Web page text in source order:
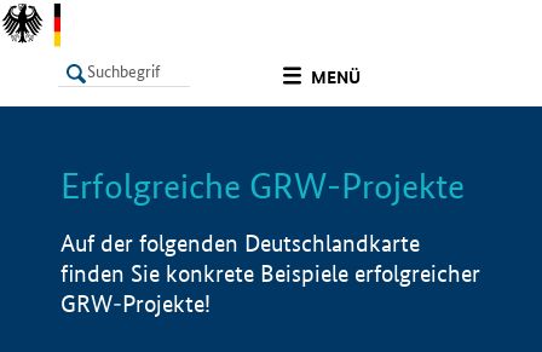
MENÜ
LISTE Info
Erfolgreiche GRW-Projekte
Auf der folgenden Deutschlandkarte
finden Sie konkrete Beispiele erfolgreicher
GRW-Projekte!